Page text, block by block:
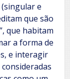
e
que são
que habitam
a forma de
e interagir